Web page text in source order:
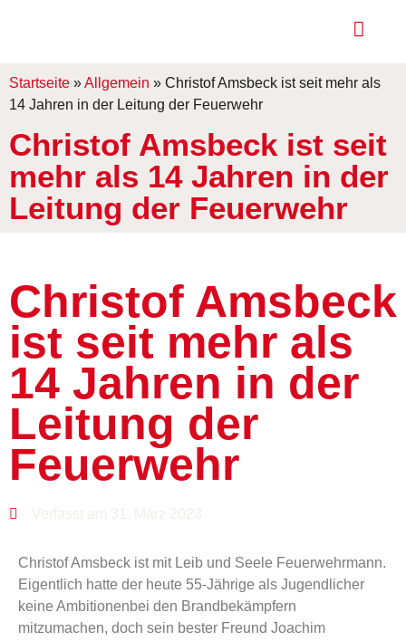
Startseite »Allgemein » Christof Amsbeck ist seit mehr als
14 Jahren in der Leitung der Feuerwehr
Christof Amsbeck ist seit
mehr als 14 Jahren in der
Leitung der Feuerwehr
Christof Amsbeck
ist seit mehr als
14 Jahren in der
Leitung der
Feuerwehr
Christof Amsbeck ist mit Leib und Seele Feuerwehrmann.
Eigentlich hatte der heute 55-Jährige als Jugendlicher
keine Ambitionenbei den Brandbekämpfern
mitzumachen, doch sein bester Freund Joachim